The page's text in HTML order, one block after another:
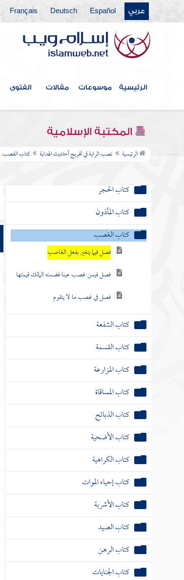
عربي Español
Deutsch
Français
الرئيسية موسوعات مقالات الفتوى
المكتبة الإسلامية
الرئيسية نصب الراية في تخريج أحاديث الهداية كتاب الغصب
كتاب الوديعة
كتاب العارية
كتاب المكاتب
كتاب الحجر
كتاب المأذون
كتاب الغصب
فصل فيما يتغير بفعل الغاصب
فصل فيمن غصب عينا فضمنه المالك قيمتها
فصل في غصب ما لا يتقوم
كتاب الشفعة
كتاب القسمة
كتاب المزارعة
كتاب المساقاة
كتاب الذبائح
كتاب الأضحية
كتاب الكراهية
كتاب إحياء الموات
كتاب الأشربة
كتاب الصيد
كتاب الرهن
كتاب الجنايات